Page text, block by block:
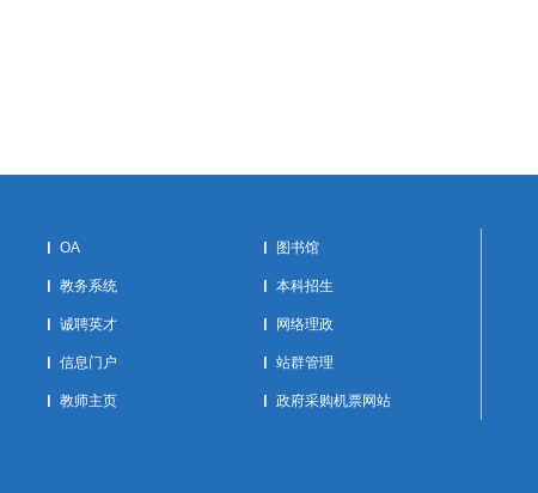
OA 图书馆
教务系统 本科招生
诚聘英才 网络理政
信息门户 站群管理
教师主页 政府采购机票网站